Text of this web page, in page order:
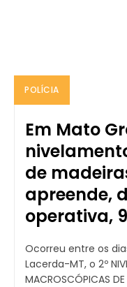
POLÍCIA
Em Mato
de
apreende,
operativa,
Ocorreu entre os
Lacerda-MT, o 2º
MACROSCÓPICAS DE